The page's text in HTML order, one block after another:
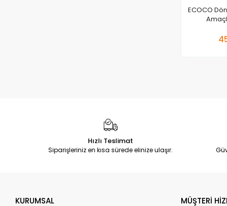
ECOCO
Hızlı Teslimat
Siparişleriniz en kısa sürede elinize ulaşır.
KURUMSAL MÜŞTERİ